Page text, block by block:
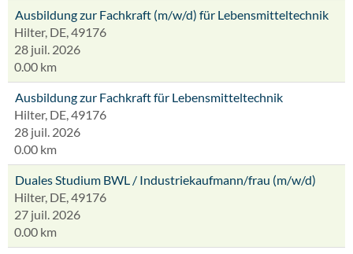
Ausbildung zur Fachkraft (m/w/d) für Lebensmitteltechnik
Hilter, DE, 49176
28 juil. 2026
0.00 km
Ausbildung zur Fachkraft für Lebensmitteltechnik
Hilter, DE, 49176
28 juil. 2026
0.00 km
Duales Studium BWL / Industriekaufmann/frau (m/w/d)
Hilter, DE, 49176
27 juil. 2026
0.00 km